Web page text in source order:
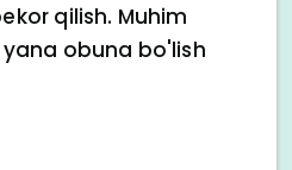
qilish. Muhim
obuna bo'lish